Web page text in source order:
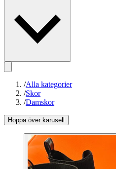
/Alla kategorier
/Skor
/Damskor
Hoppa över karusell